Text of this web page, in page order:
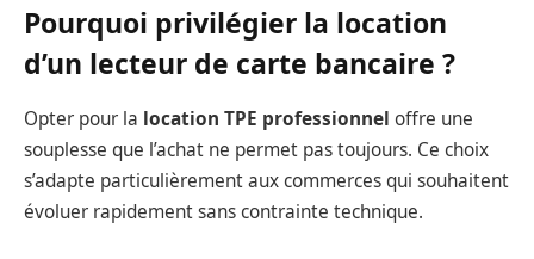
Pourquoi privilégier la location
d’un lecteur de carte bancaire ?
Opter pour la location TPE professionnel offre une
souplesse que l’achat ne permet pas toujours. Ce choix
s’adapte particulièrement aux commerces qui souhaitent
évoluer rapidement sans contrainte technique.